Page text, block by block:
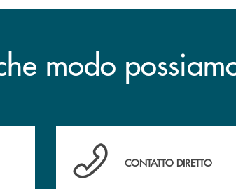
modo
e mail delle nostre filiali
Hai bisogno di assistenza
CONTATTO DIRETTO